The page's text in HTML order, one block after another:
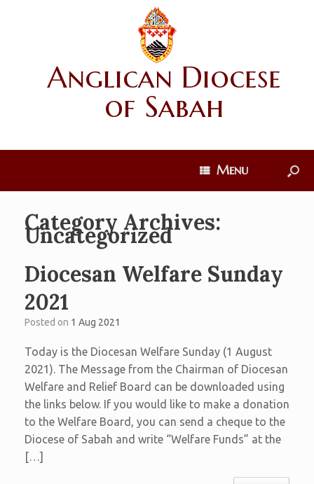
Anglican Diocese
of Sabah
Menu
Category Archives:
Uncategorized
Diocesan Welfare Sunday
2021
Posted on 1 Aug 2021
Today is the Diocesan Welfare Sunday (1 August
2021). The Message from the Chairman of Diocesan
Welfare and Relief Board can be downloaded using
the links below. If you would like to make a donation
to the Welfare Board, you can send a cheque to the
Diocese of Sabah and write “Welfare Funds” at the
[…]